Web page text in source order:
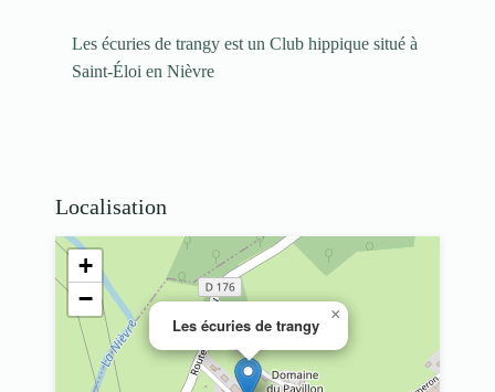
Les écuries de trangy est un Club hippique situé à
Saint-Éloi en Nièvre
Localisation
Les écuries de trangy
×
+
−